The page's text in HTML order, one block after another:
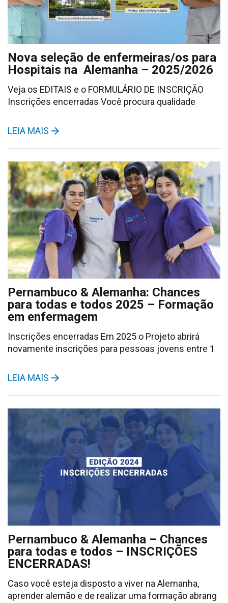
Nova seleção de enfermeiras/os para
Hospitais na Alemanha – 2025/2026
Veja os EDITAIS e o FORMULÁRIO DE INSCRIÇÃO
Inscrições encerradas Você procura qualidade
LEIA MAIS
Pernambuco & Alemanha: Chances
para todas e todos 2025 – Formação
em enfermagem
Inscrições encerradas Em 2025 o Projeto abrirá
novamente inscrições para pessoas jovens entre 1
LEIA MAIS
Pernambuco & Alemanha – Chances
para todas e todos – INSCRIÇÕES
ENCERRADAS!
Caso você esteja disposto a viver na Alemanha,
aprender alemão e de realizar uma formação abrang